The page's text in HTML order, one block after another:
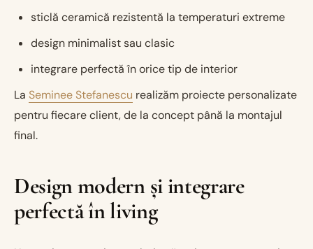
sticlă ceramică rezistentă la temperaturi extreme
design minimalist sau clasic
integrare perfectă în orice tip de interior
La Seminee Stefanescu realizăm proiecte personalizate
pentru fiecare client, de la concept până la montajul
final.
Design modern și integrare
perfectă în living